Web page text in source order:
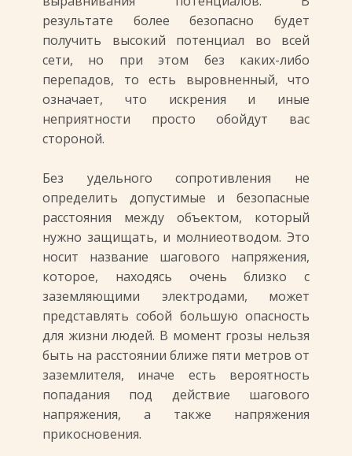
результате более безопасно будет
получить высокий потенциал во всей
сети, но при этом без каких-либо
перепадов, то есть выровненный, что
означает, что искрения и иные
неприятности просто обойдут вас
стороной.
Без удельного сопротивления не
определить допустимые и безопасные
расстояния между объектом, который
нужно защищать, и молниеотводом. Это
носит название шагового напряжения,
которое, находясь очень близко с
заземляющими электродами, может
представлять собой большую опасность
для жизни людей. В момент грозы нельзя
быть на расстоянии ближе пяти метров от
заземлителя, иначе есть вероятность
попадания под действие шагового
напряжения, а также напряжения
прикосновения.